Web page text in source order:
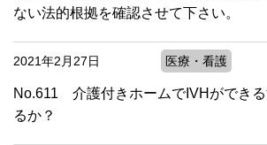
ない法的根拠を確認させて下さい。
2021年2月27日 医療・看護
No.611 介護付きホームでIVHができ
るか？